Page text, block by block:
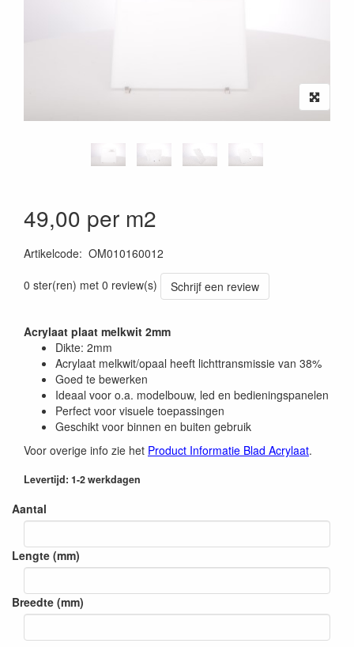
49,00 per m2
Artikelcode: OM010160012
0 ster(ren) met 0 review(s)
Schrijf een review
Acrylaat plaat melkwit 2mm
Dikte: 2mm
Acrylaat melkwit/opaal heeft lichttransmissie van 38%
Goed te bewerken
Ideaal voor o.a. modelbouw, led en bedieningspanelen
Perfect voor visuele toepassingen
Geschikt voor binnen en buiten gebruik
Voor overige info zie het Product Informatie Blad Acrylaat.
Levertijd: 1-2 werkdagen
Aantal
Lengte (mm)
Breedte (mm)